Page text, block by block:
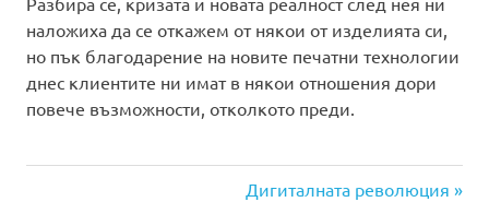
наложиха да се откажем от някои от изделията си,
но пък благодарение на новите печатни технологии
днес клиентите ни имат в някои отношения дори
повече възможности, отколкото преди.
Next
Дигиталната революция